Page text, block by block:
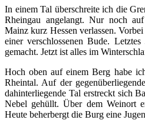
In einem Tal überschreite ich die
Rheingau angelangt. Nur noch
Mainz kurz Hessen verlassen.
einer verschlossenen Bude.
gemacht. Jetzt ist alles im
Hoch oben auf einem Berg habe
Rheintal. Auf der
dahinterliegende Tal erstreckt sich
Nebel gehüllt. Über dem Weinort
Heute beherbergt die Burg eine